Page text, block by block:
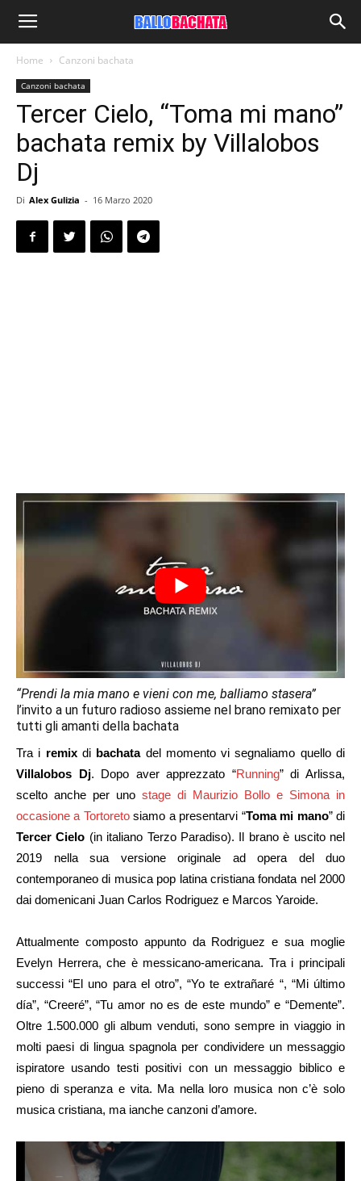
Home Canzoni bachata
Canzoni bachata
Tercer Cielo, “Toma mi mano”
bachata remix by Villalobos
Dj
Di Alex Gulizia - 16 Marzo 2020
“Prendi la mia mano e vieni con me, balliamo stasera”
l’invito a un futuro radioso assieme nel brano remixato per
tutti gli amanti della bachata
Tra i remixdi bachatadel momento vi segnaliamo quello di
Villalobos Dj. Dopo aver apprezzato “Running” di Arlissa,
scelto anche per uno stage di Maurizio Bollo e Simona in
occasione a Tortoretosiamo a presentarvi “Toma mi mano” di
Tercer Cielo (in italiano Terzo Paradiso). Il brano è uscito nel
2019 nella sua versione originale ad opera del duo
contemporaneo di musica pop latina cristiana fondata nel 2000
dai domenicani Juan Carlos Rodriguez e Marcos Yaroide.
Attualmente composto appunto da Rodriguez e sua moglie
Evelyn Herrera, che è messicano-americana. Tra i principali
successi “El uno para el otro”, “Yo te extrañaré “, “Mi último
día”, “Creeré”, “Tu amor no es de este mundo” e “Demente”.
Oltre 1.500.000 gli album venduti, sono sempre in viaggio in
molti paesi di lingua spagnola per condividere un messaggio
ispiratore usando testi positivi con un messaggio biblico e
pieno di speranza e vita. Ma nella loro musica non c’è solo
musica cristiana, ma ianche canzoni d’amore.